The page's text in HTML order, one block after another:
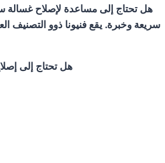
هل تحتاج إلى مساعدة لإصلاح غسالة
سريعة وخبرة. يقع فنيونا ذوو التصنيف
هل تحتاج إلى